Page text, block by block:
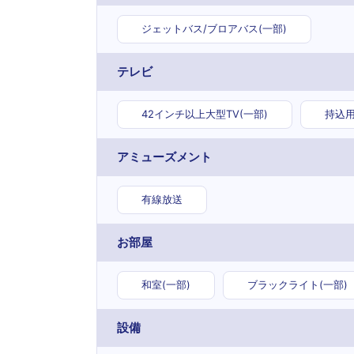
ジェットバス/ブロアバス(一部)
テレビ
42インチ以上大型TV(一部) 持込
アミューズメント
有線放送
お部屋
和室(一部) ブラックライト(一部)
設備